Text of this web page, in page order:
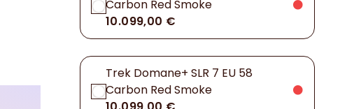
Carbon Red Smoke
10.099,00 €
Trek Domane+ SLR 7 EU 58
Carbon Red Smoke